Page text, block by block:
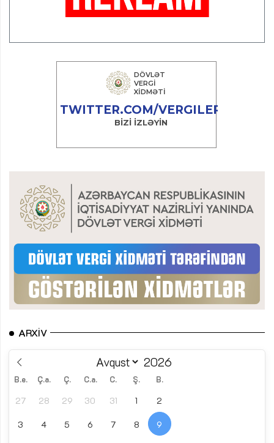
ARXIV
B.e. Ç.a. Ç. C.a. C. Ş. B.
27 28 29 30 31 1 2
3 4 5 6 7 8 9